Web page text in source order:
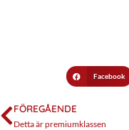
Facebook
FÖREGÅENDE
Detta är premiumklassen